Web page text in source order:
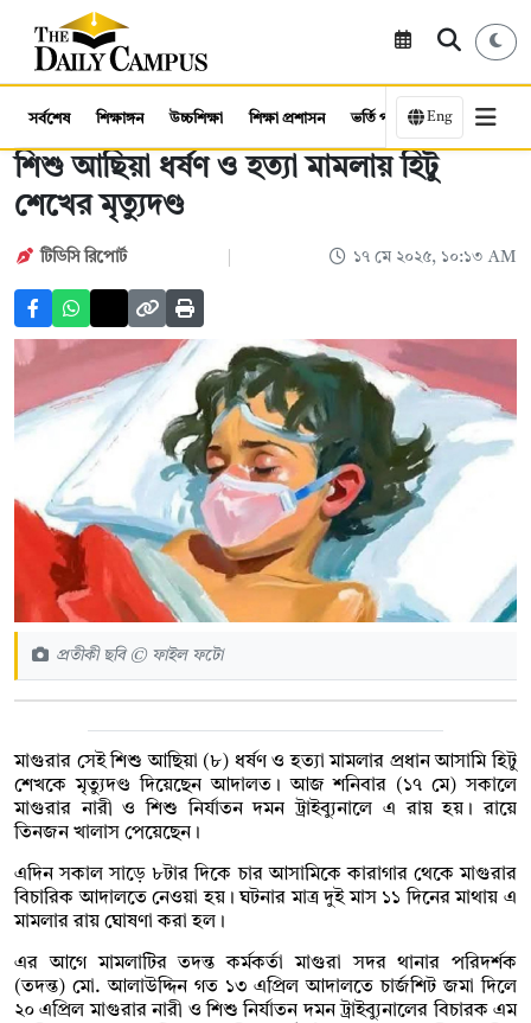
সর্বশেষ শিক্ষাঙ্গন উচ্চশিক্ষা শিক্ষা প্রশাসন ভর্তি পরীক্ষা কর্মসংস্থান
Eng
শিশু আছিয়া ধর্ষণ ও হত্যা মামলায় হিটু
শেখের মৃত্যুদণ্ড
টিডিসি রিপোর্ট ১৭ মে ২০২৫, ১০:১৩ AM
প্রতীকী ছবি © ফাইল ফটো
মাগুরার সেই শিশু আছিয়া (৮) ধর্ষণ ও হত্যা মামলার প্রধান আসামি হিটু
শেখকে মৃত্যুদণ্ড দিয়েছেন আদালত। আজ শনিবার (১৭ মে) সকালে
মাগুরার নারী ও শিশু নির্যাতন দমন ট্রাইব্যুনালে এ রায় হয়। রায়ে
তিনজন খালাস পেয়েছেন।
এদিন সকাল সাড়ে ৮টার দিকে চার আসামিকে কারাগার থেকে মাগুরার
বিচারিক আদালতে নেওয়া হয়। ঘটনার মাত্র দুই মাস ১১ দিনের মাথায় এ
মামলার রায় ঘোষণা করা হল।
এর আগে মামলাটির তদন্ত কর্মকর্তা মাগুরা সদর থানার পরিদর্শক
(তদন্ত) মো. আলাউদ্দিন গত ১৩ এপ্রিল আদালতে চার্জশিট জমা দিলে
২০ এপ্রিল মাগুরার নারী ও শিশু নির্যাতন দমন ট্রাইব্যুনালের বিচারক এম